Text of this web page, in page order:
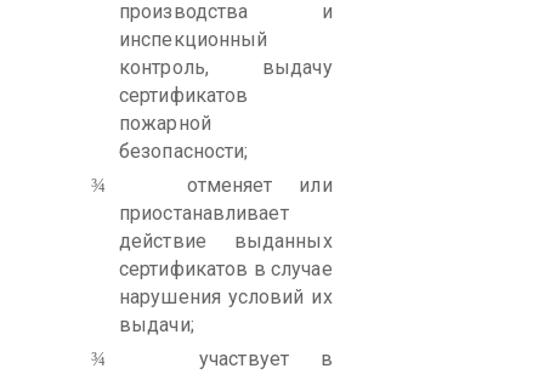
производства и
инспекционный
контроль, выдачу
сертификатов
пожарной
безопасности;
¾
отменяет или
приостанавливает
действие выданных
сертификатов в случае
нарушения условий их
выдачи;
¾
участвует в